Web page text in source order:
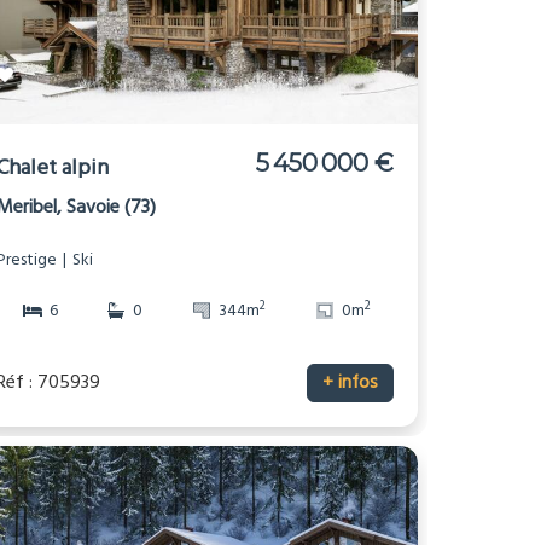
alpin 5 450 000 €
Savoie (73)
Ski
6
0 344m2 0m2
: 705939 + infos